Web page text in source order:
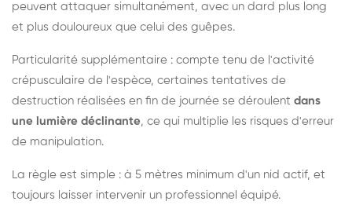
peuvent attaquer simultanément, avec un dard plus long
et plus douloureux que celui des guêpes.
Particularité supplémentaire : compte tenu de l'activité
crépusculaire de l'espèce, certaines tentatives de
destruction réalisées en fin de journée se déroulent dans
une lumière déclinante, ce qui multiplie les risques d'erreur
de manipulation.
La règle est simple : à 5 mètres minimum d'un nid actif, et
toujours laisser intervenir un professionnel équipé.